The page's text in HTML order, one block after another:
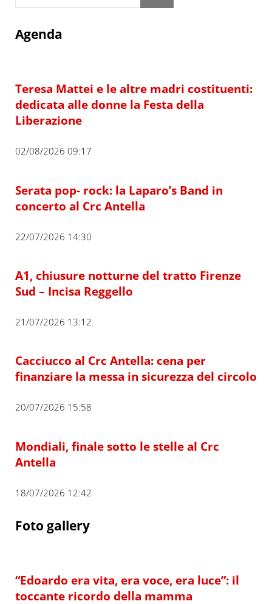
Agenda
Teresa Mattei e le altre madri costituenti:
dedicata alle donne la Festa della
Liberazione
02/08/2026 09:17
Serata pop- rock: la Laparo’s Band in
concerto al Crc Antella
22/07/2026 14:30
A1, chiusure notturne del tratto Firenze
Sud – Incisa Reggello
21/07/2026 13:12
Cacciucco al Crc Antella: cena per
finanziare la messa in sicurezza del circolo
20/07/2026 15:58
Mondiali, finale sotto le stelle al Crc
Antella
18/07/2026 12:42
Foto gallery
“Edoardo era vita, era voce, era luce”: il
toccante ricordo della mamma